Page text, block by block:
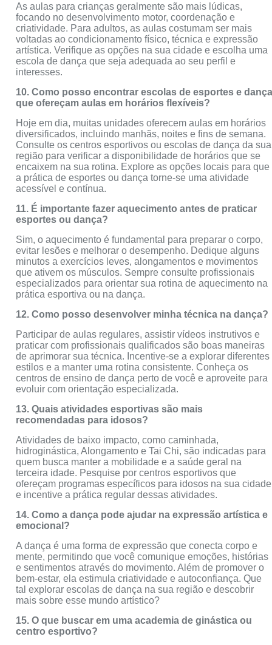
As aulas para crianças geralmente são mais lúdicas,
focando no desenvolvimento motor, coordenação e
criatividade. Para adultos, as aulas costumam ser mais
voltadas ao condicionamento físico, técnica e expressão
artística. Verifique as opções na sua cidade e escolha uma
escola de dança que seja adequada ao seu perfil e
interesses.
10. Como posso encontrar escolas de esportes e
que ofereçam aulas em horários flexíveis?
Hoje em dia, muitas unidades oferecem aulas em horários
diversificados, incluindo manhãs, noites e fins de semana.
Consulte os centros esportivos ou escolas de dança da sua
região para verificar a disponibilidade de horários que se
encaixem na sua rotina. Explore as opções locais para que
a prática de esportes ou dança torne-se uma atividade
acessível e contínua.
11. É importante fazer aquecimento antes de praticar
esportes ou dança?
Sim, o aquecimento é fundamental para preparar o corpo,
evitar lesões e melhorar o desempenho. Dedique alguns
minutos a exercícios leves, alongamentos e movimentos
que ativem os músculos. Sempre consulte profissionais
especializados para orientar sua rotina de aquecimento na
prática esportiva ou na dança.
12. Como posso desenvolver minha técnica na dança?
Participar de aulas regulares, assistir vídeos instrutivos e
praticar com profissionais qualificados são boas maneiras
de aprimorar sua técnica. Incentive-se a explorar diferentes
estilos e a manter uma rotina consistente. Conheça os
centros de ensino de dança perto de você e aproveite para
evoluir com orientação especializada.
13. Quais atividades esportivas são mais
recomendadas para idosos?
Atividades de baixo impacto, como caminhada,
hidroginástica, Alongamento e Tai Chi, são indicadas para
quem busca manter a mobilidade e a saúde geral na
terceira idade. Pesquise por centros esportivos que
ofereçam programas específicos para idosos na sua cidade
e incentive a prática regular dessas atividades.
14. Como a dança pode ajudar na expressão artística e
emocional?
A dança é uma forma de expressão que conecta corpo e
mente, permitindo que você comunique emoções, histórias
e sentimentos através do movimento. Além de promover o
bem-estar, ela estimula criatividade e autoconfiança. Que
tal explorar escolas de dança na sua região e descobrir
mais sobre esse mundo artístico?
15. O que buscar em uma academia de ginástica ou
centro esportivo?